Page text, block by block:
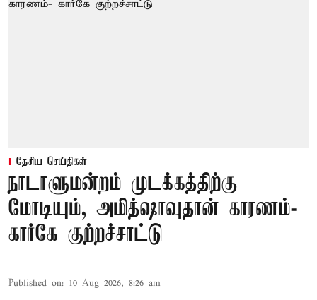
தேசிய செய்திகள்
நாடாளுமன்றம் முடக்கத்திற்கு
மோடியும், அமித்ஷாவுதான் காரணம்-
கார்கே குற்றச்சாட்டு
Published on: 10 Aug 2026, 8:26 am